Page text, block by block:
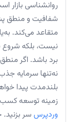
روانشناسی بازار
شفافیت و منطق
متقاعد می‌کند.
نیست، بلکه شروع
برد باشد. اگر
نه‌تنها سرمایه
بلندمدت پیدا
زمینه توسعه
وردپرس سر